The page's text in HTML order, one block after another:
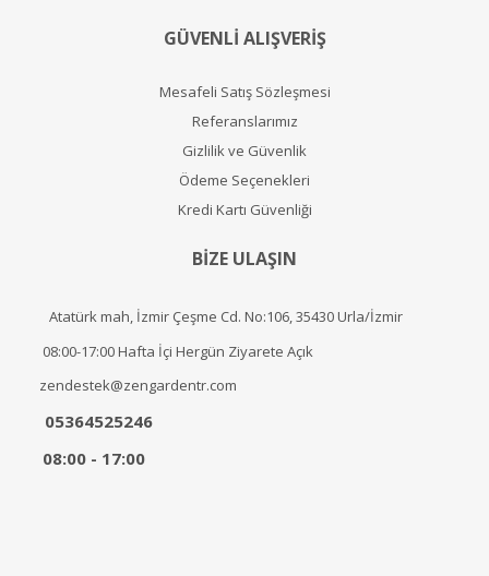
GÜVENLİ ALIŞVERİŞ
Mesafeli Satış Sözleşmesi
Referanslarımız
Gizlilik ve Güvenlik
Ödeme Seçenekleri
Kredi Kartı Güvenliği
BİZE ULAŞIN
Atatürk mah, İzmir Çeşme Cd. No:106, 35430 Urla/İzmir
08:00-17:00 Hafta İçi Hergün Ziyarete Açık
zendestek@zengardentr.com
05364525246
08:00 - 17:00